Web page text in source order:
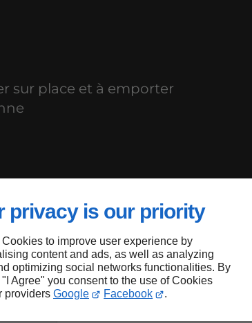
privacy is our priority
to improve user experience by
content and ads, as well as analyzing
optimizing social networks functionalities. By
Agree" you consent to the use of Cookies
providers Google Facebook .
sur place et à emporter